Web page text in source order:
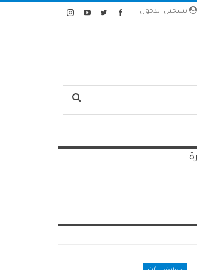
تسجيل الدخول